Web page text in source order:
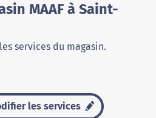
MAAF à Saint-
services du magasin.
les services